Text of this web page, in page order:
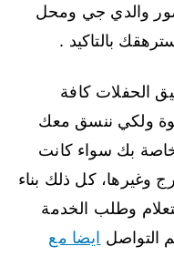
والدي جي ومحل
بالتاكيد .
الحفلات كافة
ولكي ننسق معك
بك سواء كانت
وغيرها، كل ذلك بناء
وطلب الخدمة
التواصل ايضا مع